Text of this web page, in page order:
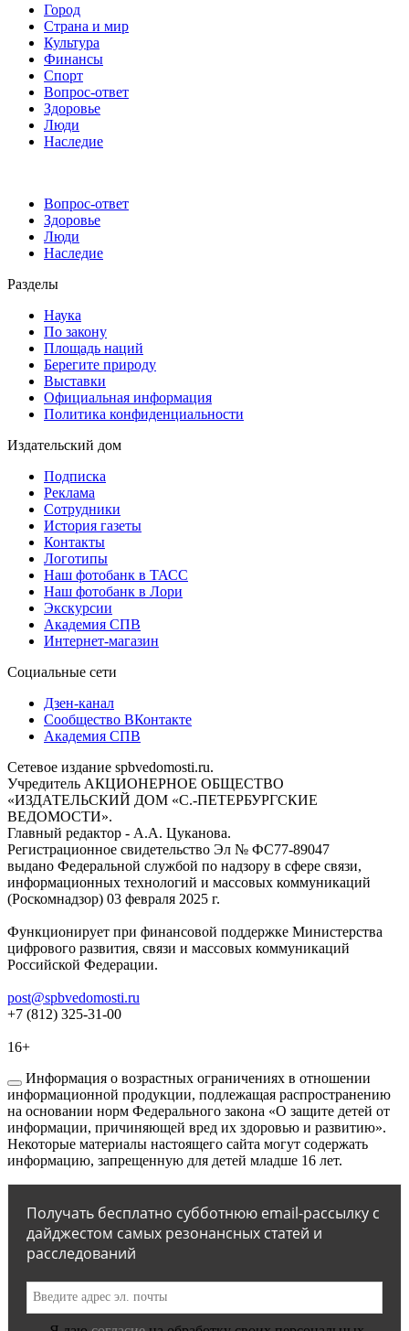
Город
Страна и мир
Культура
Финансы
Спорт
Вопрос-ответ
Здоровье
Люди
Наследие
Вопрос-ответ
Здоровье
Люди
Наследие
Разделы
Наука
По закону
Площадь наций
Берегите природу
Выставки
Официальная информация
Политика конфиденциальности
Издательский дом
Подписка
Реклама
Сотрудники
История газеты
Контакты
Логотипы
Наш фотобанк в ТАСС
Наш фотобанк в Лори
Экскурсии
Академия СПВ
Интернет-магазин
Социальные сети
Дзен-канал
Сообщество ВКонтакте
Академия СПВ
Сетевое издание spbvedomosti.ru.
Учредитель АКЦИОНЕРНОЕ ОБЩЕСТВО
«ИЗДАТЕЛЬСКИЙ ДОМ «С.-ПЕТЕРБУРГСКИЕ
ВЕДОМОСТИ».
Главный редактор - А.А. Цуканова.
Регистрационное свидетельство Эл № ФС77-89047
выдано Федеральной службой по надзору в сфере связи,
информационных технологий и массовых коммуникаций
(Роскомнадзор) 03 февраля 2025 г.
Функционирует при финансовой поддержке Министерства
цифрового развития, связи и массовых коммуникаций
Российской Федерации.
post@spbvedomosti.ru
+7 (812) 325-31-00
16+
Информация о возрастных ограничениях в отношении
информационной продукции, подлежащая распространению
на основании норм Федерального закона «О защите детей от
информации, причиняющей вред их здоровью и развитию».
Некоторые материалы настоящего сайта могут содержать
информацию, запрещенную для детей младше 16 лет.
Получать бесплатно субботнюю email-рассылку с
дайджестом самых резонансных статей и
расследований